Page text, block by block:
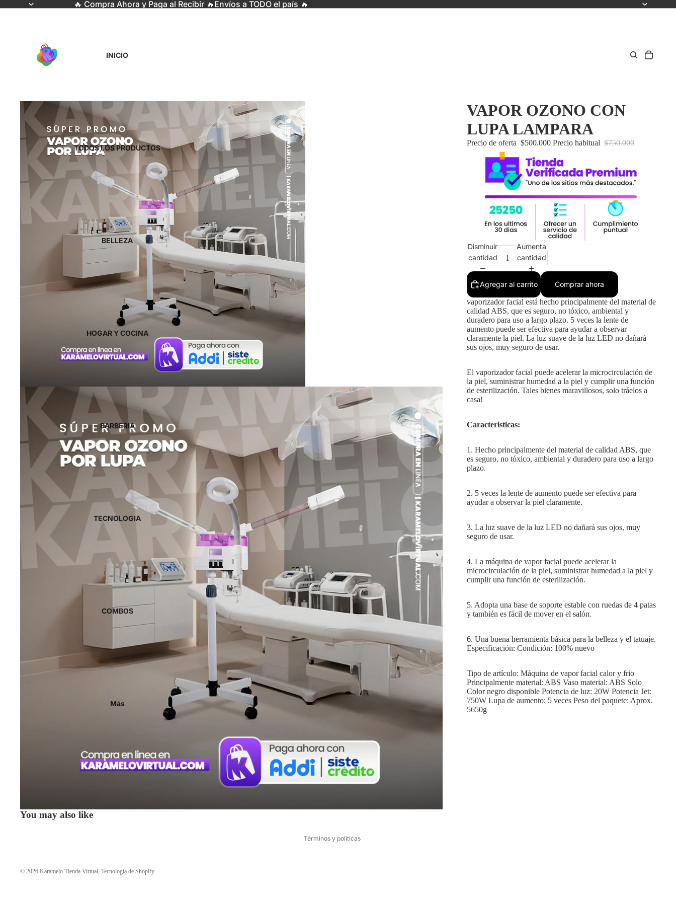
🔥 Compra Ahora y Paga al Recibir 🔥Envíos a TODO el país 🔥
INICIO
TODOS LOS PRODUCTOS
BELLEZA
HOGAR Y COCINA
BARBERIA
TECNOLOGIA
COMBOS
Más
VAPOR OZONO CON
LUPA LAMPARA
Precio de oferta $500.000 Precio habitual $750.000
Disminuir
cantidad
Aumentar
cantidad
Agregar al carrito Comprar ahora
vaporizador facial está hecho principalmente del material de
calidad ABS, que es seguro, no tóxico, ambiental y
duradero para uso a largo plazo. 5 veces la lente de
aumento puede ser efectiva para ayudar a observar
claramente la piel. La luz suave de la luz LED no dañará
sus ojos, muy seguro de usar.
El vaporizador facial puede acelerar la microcirculación de
la piel, suministrar humedad a la piel y cumplir una función
de esterilización. Tales bienes maravillosos, solo tráelos a
casa!
Caracteristicas:
1. Hecho principalmente del material de calidad ABS, que
es seguro, no tóxico, ambiental y duradero para uso a largo
plazo.
2. 5 veces la lente de aumento puede ser efectiva para
ayudar a observar la piel claramente.
3. La luz suave de la luz LED no dañará sus ojos, muy
seguro de usar.
4. La máquina de vapor facial puede acelerar la
microcirculación de la piel, suministrar humedad a la piel y
cumplir una función de esterilización.
5. Adopta una base de soporte estable con ruedas de 4 patas
y también es fácil de mover en el salón.
6. Una buena herramienta básica para la belleza y el tatuaje.
Especificación: Condición: 100% nuevo
Tipo de artículo: Máquina de vapor facial calor y frio
Principalmente material: ABS Vaso material: ABS Solo
Color negro disponible Potencia de luz: 20W Potencia Jet:
750W Lupa de aumento: 5 veces Peso del paquete: Aprox.
5650g
You may also like
© 2026 Karamelo Tienda Virtual Tecnología de Shopify
Términos y políticas
Política de reembolso